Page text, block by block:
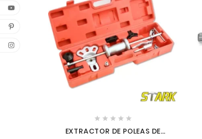
    
EXTRACTOR DE POLEAS DE